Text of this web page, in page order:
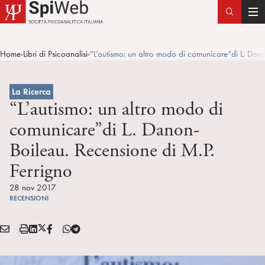
T
g
Home>Libri di Psicoanalisi>“L’autismo: un altro modo di comunicare”di L.
La Ricerca
“L’autismo: un altro modo di
comunicare”di L. Danon-
Boileau. Recensione di M.P.
Ferrigno
28 nov 2017
RECENSIONI
Condividi:
E
A
S
a
L
n
X
T
F
T
l